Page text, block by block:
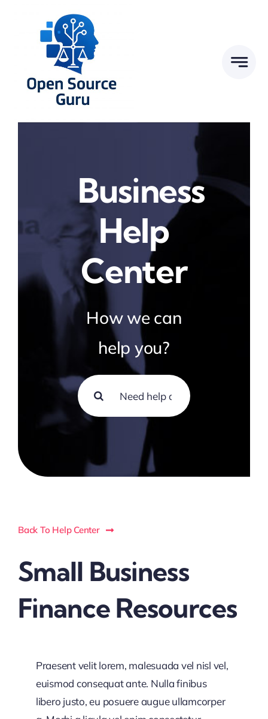
Business
Help
Center
How we can
help you?
Suche
nach:
Back To Help Center
Small Business
Finance Resources
Praesent velit lorem, malesuada vel nisl vel,
euismod consequat ante. Nulla finibus
libero justo, eu posuere augue ullamcorper